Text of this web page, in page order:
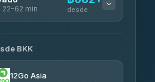
฿292
62 min desde
BKK
12Go Asia